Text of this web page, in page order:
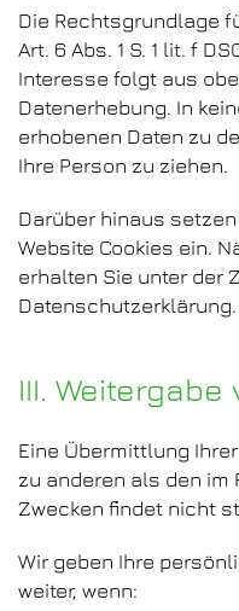
Die Rechtsgrundlage
Art. 6 Abs. 1 S. 1 lit. f
Interesse folgt aus
Datenerhebung. In
erhobenen Daten zu
Ihre Person zu ziehen.
Darüber hinaus
Website Cookies ein.
erhalten Sie unter der
Datenschutzerklärung.
III. Weitergabe
Eine Übermittlung
zu anderen als den im
Zwecken findet nicht
Wir geben Ihre
weiter, wenn: